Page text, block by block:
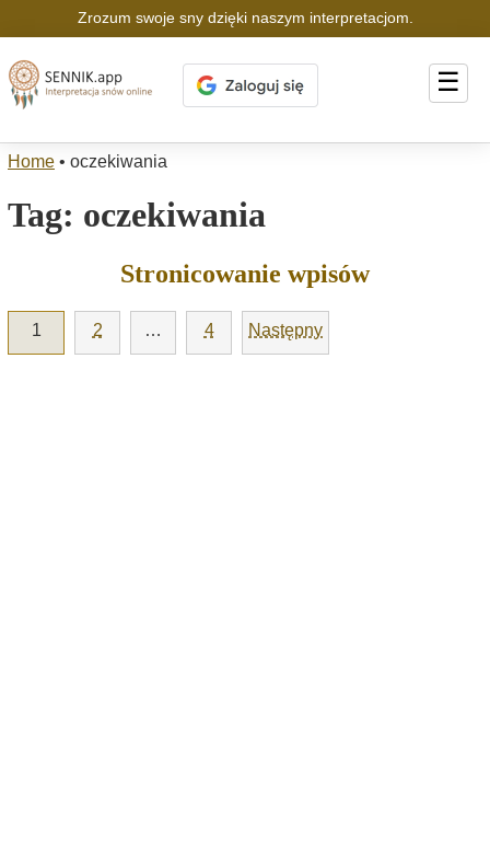
Zrozum swoje sny dzięki naszym interpretacjom.
☰
Home • oczekiwania
Tag: oczekiwania
Stronicowanie wpisów
1 2 … 4 Następny